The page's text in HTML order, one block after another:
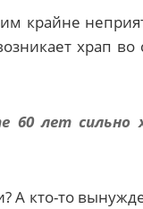
крайне
храп
60 лет сильно
А кто-то